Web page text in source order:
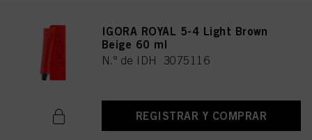
IGORA ROYAL 5-4 Light Brown
Beige 60 ml
N.º de IDH 3075116
REGISTRAR Y COMPRAR